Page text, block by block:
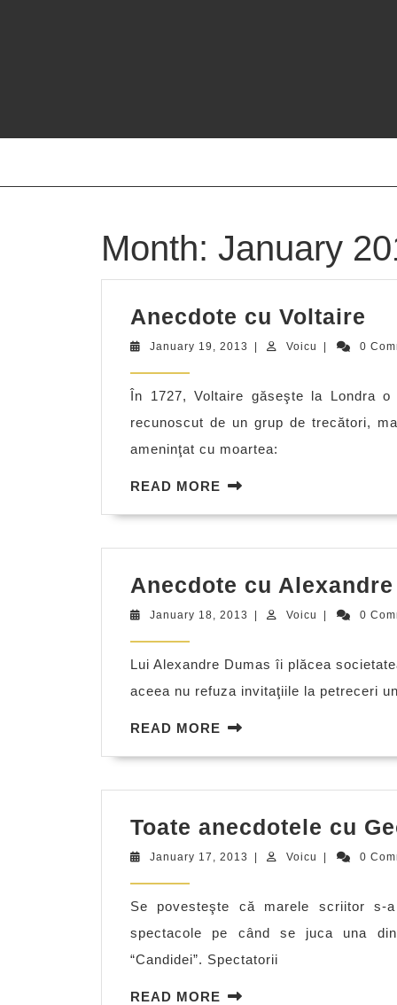
Month: January
Anecdote cu Voltaire
cu
January 19, 2013 JanuaryVoicu Voicu 0
În 1727, Voltaire găseşte la Londra
recunoscut de un grup de trecători,
ameninţat cu moartea:
READ MORE READ
Anecdote cu Alexandre
January 18, 2013 JanuaryVoicu Voicu 0
Lui Alexandre Dumas îi plăcea
aceea nu refuza invitaţiile la petreceri
READ MORE READ
Toate anecdotele cu
January 17, 2013 January
| Voicu Voicu
| 0
Se povesteşte că marele scriitor
spectacole pe când se juca una
“Candidei”. Spectatorii
READ MORE READ